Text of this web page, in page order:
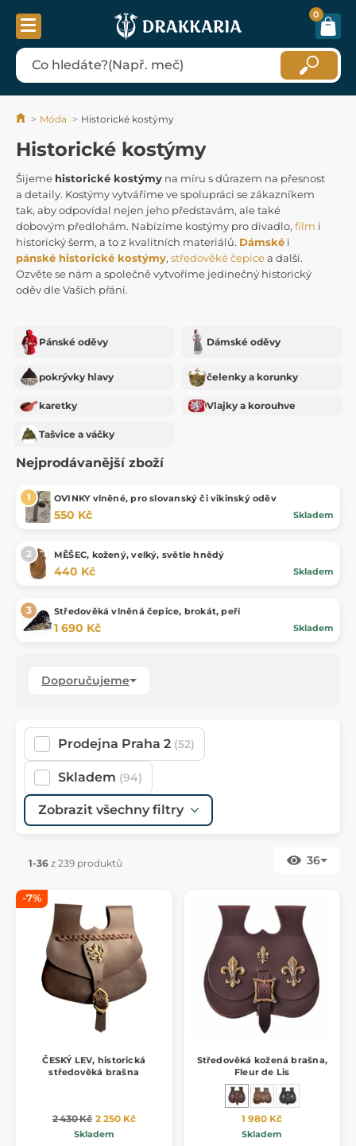
0
Móda Historické kostýmy
Historické kostýmy
Šijeme historické kostýmy na míru s důrazem na přesnost
a detaily. Kostýmy vytváříme ve spolupráci se zákazníkem
tak, aby odpovídal nejen jeho představám, ale také
dobovým předlohám. Nabízíme kostýmy pro divadlo, film i
historický šerm, a to z kvalitních materiálů. Dámské i
pánské historické kostýmy, středověké čepicea další.
Ozvěte se nám a společně vytvoříme jedinečný historický
oděv dle Vašich přání.
Pánské oděvy Dámské oděvy
pokrývky hlavy čelenky a korunky
karetky Vlajky a korouhve
Tašvice a váčky
Nejprodávanější zboží
OVINKY vlněné, pro slovanský či vikinský oděv
550 Kč Skladem
MĚŠEC, kožený, velký, světle hnědý
440 Kč Skladem
Středověká vlněná čepice, brokát, peří
1 690 Kč Skladem
Doporučujeme
Prodejna Praha 2 (52)
Skladem (94)
Zobrazit všechny filtry
1-36 z 239 produktů 36
-7%
ČESKÝ LEV, historická
středověká brašna
2 430 Kč 2 250 Kč
Skladem
Středověká kožená brašna,
Fleur de Lis
1 980 Kč
Skladem